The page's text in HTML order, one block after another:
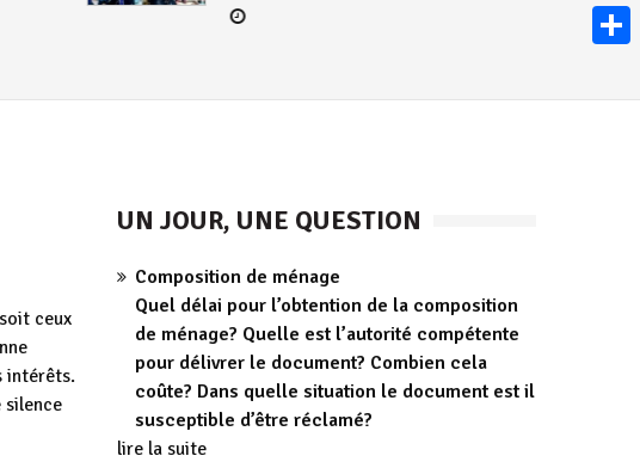
ceux
intérêts.
silence
UN JOUR, UNE QUESTION
Composition de ménage
Quel délai pour l’obtention de la composition
de ménage? Quelle est l’autorité compétente
pour délivrer le document? Combien cela
coûte? Dans quelle situation le document est il
susceptible d’être réclamé?
lire la suite